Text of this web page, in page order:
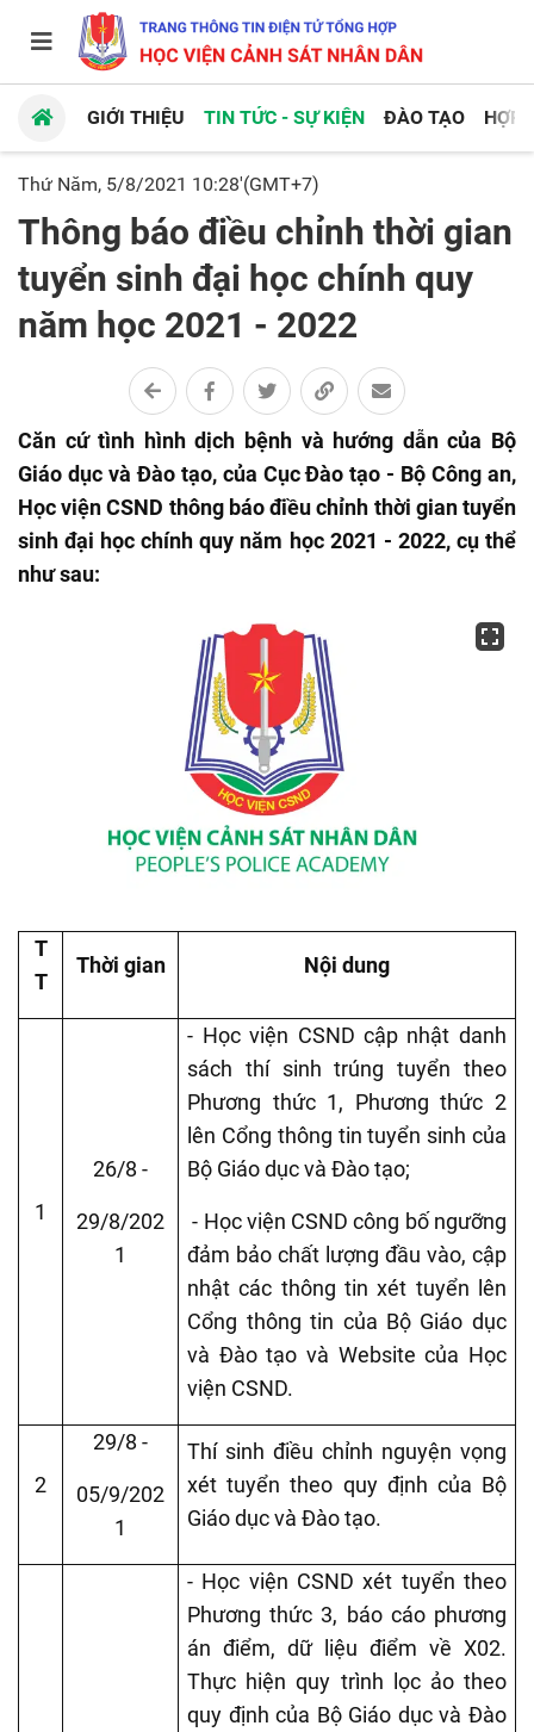
GIỚI THIỆU TIN TỨC - SỰ KIỆN ĐÀO TẠO HỢP
Thứ Năm, 5/8/2021 10:28'(GMT+7)
Thông báo điều chỉnh thời gian
tuyển sinh đại học chính quy
năm học 2021 - 2022
Căn cứ tình hình dịch bệnh và hướng dẫn của Bộ
Giáo dục và Đào tạo, của Cục Đào tạo - Bộ Công an,
Học viện CSND thông báo điều chỉnh thời gian tuyển
sinh đại học chính quy năm học 2021 - 2022, cụ thể
như sau:
T
T
Thời gian Nội dung
1
26/8 -
29/8/202
1
- Học viện CSND cập nhật danh
sách thí sinh trúng tuyển theo
Phương thức 1, Phương thức 2
lên Cổng thông tin tuyển sinh của
Bộ Giáo dục và Đào tạo;
- Học viện CSND công bố ngưỡng
đảm bảo chất lượng đầu vào, cập
nhật các thông tin xét tuyển lên
Cổng thông tin của Bộ Giáo dục
và Đào tạo và Website của Học
viện CSND.
2
29/8 -
05/9/202
1
Thí sinh điều chỉnh nguyện vọng
xét tuyển theo quy định của Bộ
Giáo dục và Đào tạo.
- Học viện CSND xét tuyển theo
Phương thức 3, báo cáo phương
án điểm, dữ liệu điểm về X02.
Thực hiện quy trình lọc ảo theo
quy định của Bộ Giáo dục và Đào